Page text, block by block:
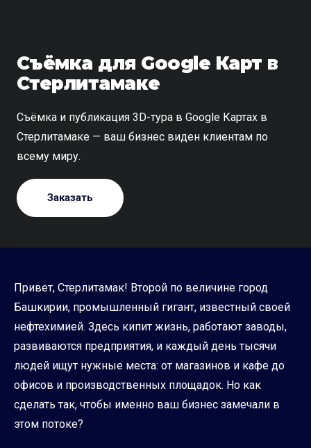
Съёмка для Google Карт в
Стерлитамаке
Съёмка и публикация 3D-тура в Google Картах в
Стерлитамаке — ваш бизнес виден клиентам по
всему миру.
Заказать
Привет, Стерлитамак! Второй по величине город
Башкирии, промышленный гигант, известный своей
нефтехимией. Здесь кипит жизнь, работают заводы,
развиваются предприятия, и каждый день тысячи
людей ищут нужные места: от магазинов и кафе до
офисов и производственных площадок. Но как
сделать так, чтобы именно ваш бизнес замечали в
этом потоке?